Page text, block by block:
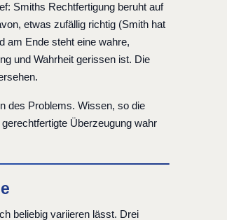
Smiths Rechtfertigung beruht auf
etwas zufällig richtig (Smith hat
am Ende steht eine wahre,
und Wahrheit gerissen ist. Die
des Problems. Wissen, so die
Überzeugung wahr
beliebig variieren lässt. Drei